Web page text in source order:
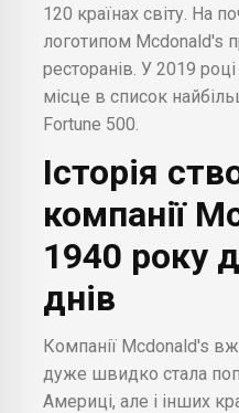
120 країнах світу. На
логотипом Mcdonald's
ресторанів. У 2019
місце в список
Fortune 500.
Історія
компанії
1940 року
днів
Компанії Mcdonald's
дуже швидко стала
Америці, але і інших